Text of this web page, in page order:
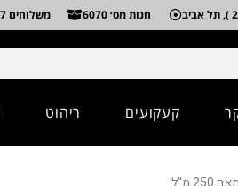
חנות מס׳ 6070 משלוחים 3-7 ימי עסקים זמן משוער בלבד
קעקועים ריהוט